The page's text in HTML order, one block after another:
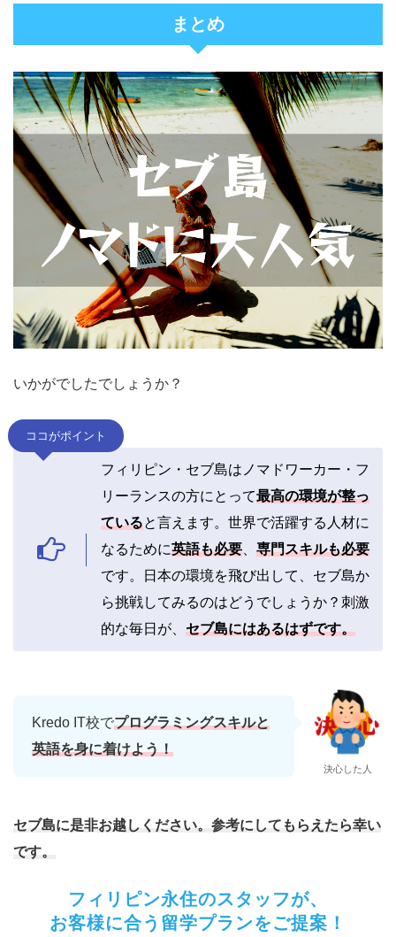
まとめ
いかがでしたでしょうか？
ココがポイント
フィリピン・セブ島はノマドワーカー・フ
リーランスの方にとって最高の環境が整っ
ていると言えます。世界で活躍する人材に
なるために英語も必要、 専門スキルも必要
です。日本の環境を飛び出して、セブ島か
ら挑戦してみるのはどうでしょうか？刺激
的な毎日が、 セブ島にはあるはずです。
Kredo IT校でプログラミングスキルと
英語を身に着けよう！
決心した人
セブ島に是非お越しください。参考にしてもらえたら幸い
です。
フィリピン永住のスタッフが、
お客様に合う留学プランをご提案！